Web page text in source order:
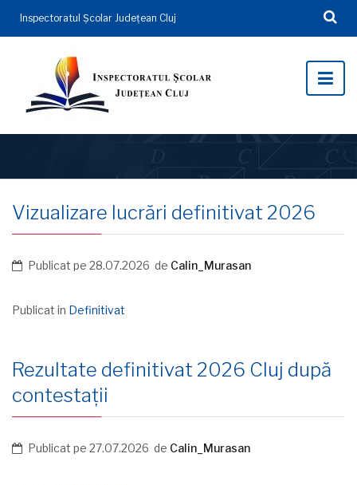
Inspectoratul Şcolar Județean Cluj
Vizualizare lucrări definitivat 2026
Publicat pe 28.07.2026 de Calin_Murasan
Publicat in Definitivat
Rezultate definitivat 2026 Cluj după
contestații
Publicat pe 27.07.2026 de Calin_Murasan